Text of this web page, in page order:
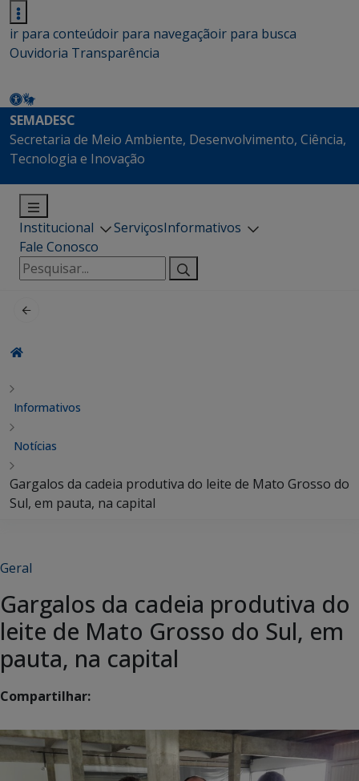
ir para conteúdoir para navegaçãoir para busca
Ouvidoria Transparência
SEMADESC
Secretaria de Meio Ambiente, Desenvolvimento, Ciência,
Tecnologia e Inovação
Institucional ServiçosInformativos
Fale Conosco
Pesquisar
por:
Informativos
Notícias
Gargalos da cadeia produtiva do leite de Mato Grosso do
Sul, em pauta, na capital
Geral
Gargalos da cadeia produtiva do
leite de Mato Grosso do Sul, em
pauta, na capital
Compartilhar: